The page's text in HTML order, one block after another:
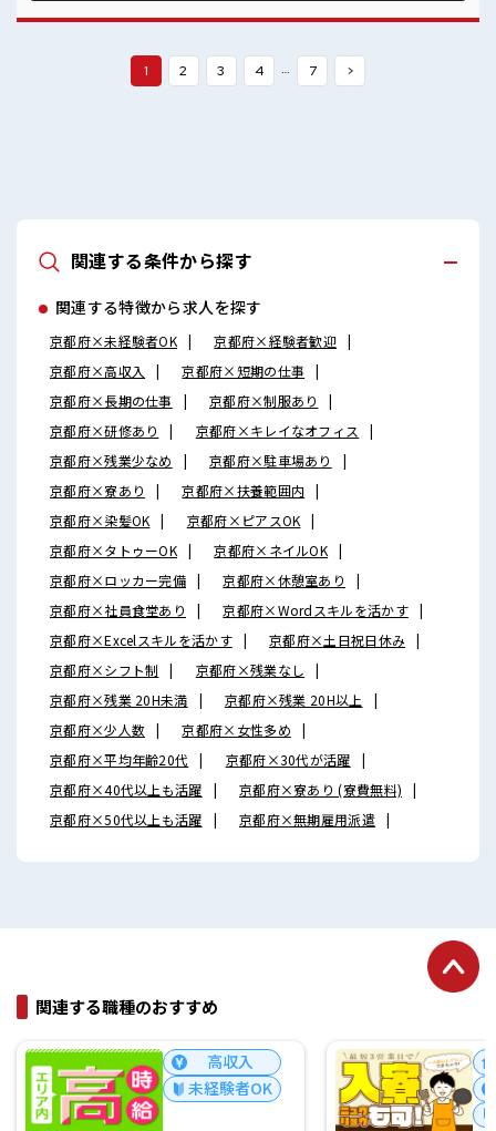
1 2 3 4 … 7 >
関連する条件から探す
関連する特徴から求人を探す
京都府×未経験者OK
京都府×経験者歓迎
京都府×高収入
京都府×短期の仕事
京都府×長期の仕事
京都府×制服あり
京都府×研修あり
京都府×キレイなオフィス
京都府×残業少なめ
京都府×駐車場あり
京都府×寮あり
京都府×扶養範囲内
京都府×染髪OK
京都府×ピアスOK
京都府×タトゥーOK
京都府×ネイルOK
京都府×ロッカー完備
京都府×休憩室あり
京都府×社員食堂あり
京都府×Wordスキルを活かす
京都府×Excelスキルを活かす
京都府×土日祝日休み
京都府×シフト制
京都府×残業なし
京都府×残業 20H未満
京都府×残業 20H以上
京都府×少人数
京都府×女性多め
京都府×平均年齢20代
京都府×30代が活躍
京都府×40代以上も活躍
京都府×寮あり (寮費無料)
京都府×50代以上も活躍
京都府×無期雇用派遣
関連する職種のおすすめ
高収入
経験者OK
寮あり
高収入
未経験者OK